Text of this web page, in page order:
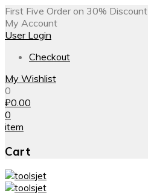
First Five Order on 30% Discount
My Account
User Login
Checkout
My Wishlist
0
₽0.00
0
item
Cart